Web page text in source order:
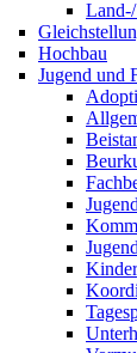
Hochbau
Jugend und